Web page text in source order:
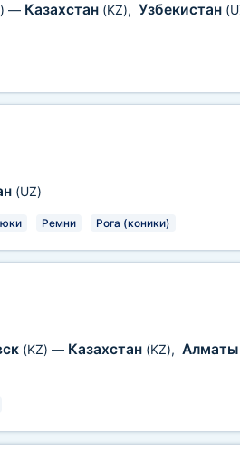
— Казахстан (KZ), Узбекистан
(UZ)
Ремни Рога (коники)
(KZ) — Казахстан (KZ), Алматы